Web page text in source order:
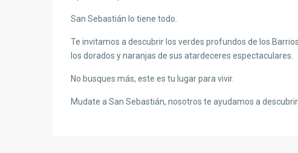
San Sebastián lo tiene todo.
Te invitamos a descubrir los verdes profundos de los
los dorados y naranjas de sus atardeceres espectaculares.
No busques más, este es tu lugar para vivir.
Mudate a San Sebastián, nosotros te ayudamos a